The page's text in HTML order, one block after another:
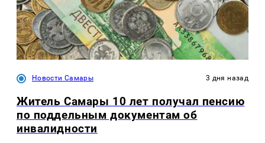
Новости Самары 3 дня назад
Житель Самары 10 лет получал пенсию
по поддельным документам об
инвалидности